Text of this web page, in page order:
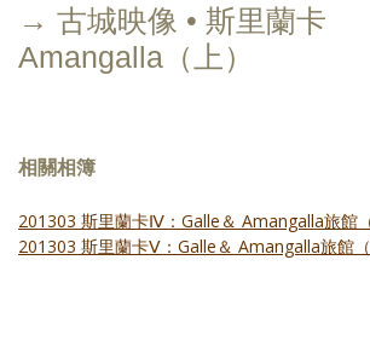
→ 古城映像 • 斯里蘭卡
Amangalla（上）
相關相簿
201303 斯里蘭卡Ⅳ：Galle＆ Amangalla旅館（
201303 斯里蘭卡Ⅴ：Galle＆ Amangalla旅館（